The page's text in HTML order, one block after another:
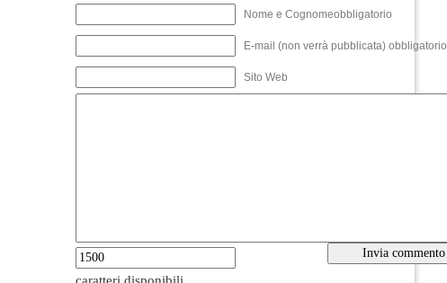
Nome e Cognomeobbligatorio
E-mail (non verrà pubblicata) obbligatorio
Sito Web